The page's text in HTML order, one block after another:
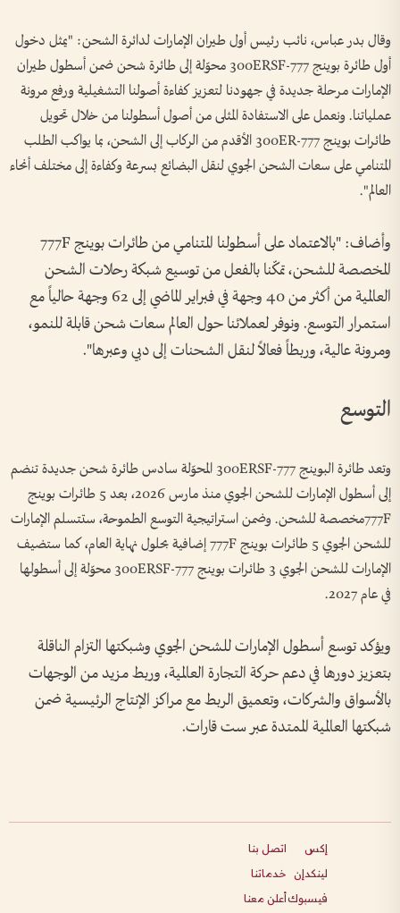
وقال بدر عباس، نائب رئيس أول طيران الإمارات لدائرة الشحن: "يمثل دخول
أول طائرة بوينج 777-300ERSF محوّلة إلى طائرة شحن ضمن أسطول طيران
الإمارات مرحلة جديدة في جهودنا لتعزيز كفاءة أصولنا التشغيلية ورفع مرونة
عملياتنا. ونعمل على الاستفادة المثلى من أصول أسطولنا من خلال تحويل
طائرات بوينج 777-300ER الأقدم من الركاب إلى الشحن، بما يواكب الطلب
المتنامي على سعات الشحن الجوي لنقل البضائع بسرعة وكفاءة إلى مختلف أنحاء
العالم".
وأضاف: "بالاعتماد على أسطولنا المتنامي من طائرات بوينج 777F
المخصصة للشحن، تمكّنا بالفعل من توسيع شبكة رحلات الشحن
العالمية من أكثر من 40 وجهة في فبراير الماضي إلى 62 وجهة حالياً مع
استمرار التوسع. ونوفر لعملائنا حول العالم سعات شحن قابلة للنمو،
ومرونة عالية، وربطاً فعالاً لنقل الشحنات إلى دبي وعبرها".
التوسع
وتعد طائرة البوينج 777-300ERSF المحوّلة سادس طائرة شحن جديدة تنضم
إلى أسطول الإمارات للشحن الجوي منذ مارس 2026، بعد 5 طائرات بوينج
777Fمخصصة للشحن. وضمن استراتيجية التوسع الطموحة، ستتسلم الإمارات
للشحن الجوي 5 طائرات بوينج 777F إضافية بحلول نهاية العام، كما ستضيف
الإمارات للشحن الجوي 3 طائرات بوينج 777-300ERSF محوّلة إلى أسطولها
في عام 2027.
ويؤكد توسع أسطول الإمارات للشحن الجوي وشبكتها التزام الناقلة
بتعزيز دورها في دعم حركة التجارة العالمية، وربط مزيد من الوجهات
بالأسواق والشركات، وتعميق الربط مع مراكز الإنتاج الرئيسية ضمن
شبكتها العالمية الممتدة عبر ست قارات.
إكس
لينكدإن
فيسبوك
اتصل بنا
خدماتنا
أعلن معنا